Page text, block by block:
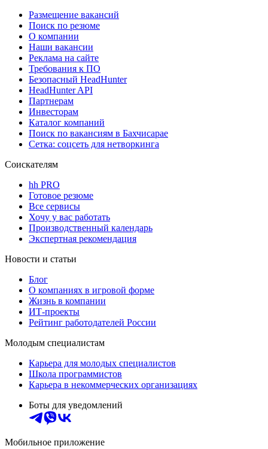
Размещение вакансий
Поиск по резюме
О компании
Наши вакансии
Реклама на сайте
Требования к ПО
Безопасный HeadHunter
HeadHunter API
Партнерам
Инвесторам
Каталог компаний
Поиск по вакансиям в Бахчисарае
Сетка: соцсеть для нетворкинга
Соискателям
hh PRO
Готовое резюме
Все сервисы
Хочу у вас работать
Производственный календарь
Экспертная рекомендация
Новости и статьи
Блог
О компаниях в игровой форме
Жизнь в компании
ИТ-проекты
Рейтинг работодателей России
Молодым специалистам
Карьера для молодых специалистов
Школа программистов
Карьера в некоммерческих организациях
Боты для уведомлений
Мобильное приложение